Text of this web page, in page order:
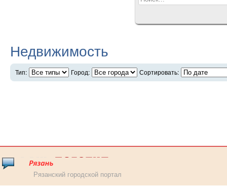
Недвижимость
Тип: Город: Сортировать:
Рязанский городской портал